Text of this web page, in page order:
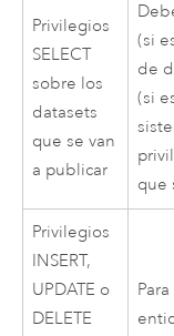
Privilegios
SELECT
sobre los
datasets
que se van
a publicar
(si
de
(si
que
Privilegios
INSERT,
UPDATE o
DELETE